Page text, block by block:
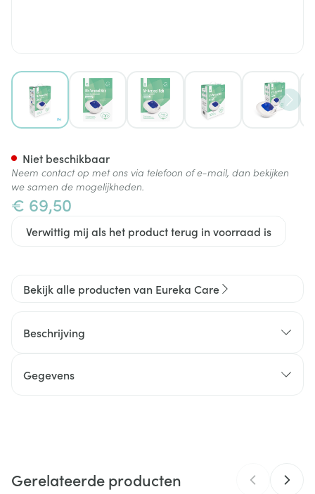
View larger imageView larger imageView larger imageView larger image
View
€ 69,50
Verwittig mij als het product terug in voorraad is
Niet beschikbaar
Neem contact op met ons via telefoon of e-mail, dan bekijken
we samen de mogelijkheden.
Bekijk alle producten van Eureka Care
Beschrijving
Gegevens
Merken Eureka Care
Gerelateerde producten